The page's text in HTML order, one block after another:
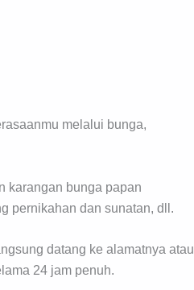
melalui bunga,
karangan bunga papan
pernikahan dan sunatan, dll.
datang ke alamatnya atau
24 jam penuh.